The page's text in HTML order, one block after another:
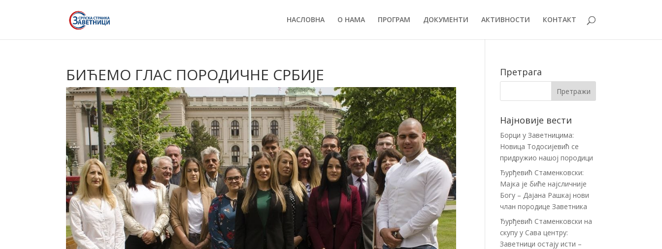
НАСЛОВНА О НАМА ПРОГРАМ ДОКУМЕНТИ АКТИВНОСТИ КОНТАКТ
БИЋЕМО ГЛАС ПОРОДИЧНЕ СРБИЈЕ Претрага
Најновије вести
Борци у Заветницима:
Новица Тодосијевић се
придружио нашој породици
Ђурђевић Стаменковски:
Мајка је биће најсличније
Богу – Дајана Рашкај нови
члан породице Заветника
Ђурђевић Стаменковски на
скупу у Сава центру:
Заветници остају исти –